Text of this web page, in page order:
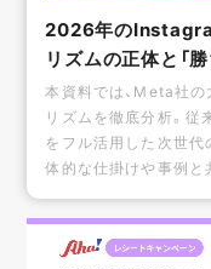
2026年の
リズムの正体と「
本資料では、Meta社
リズムを徹底分析。従
をフル活用した次世
体的な仕掛けや事例と